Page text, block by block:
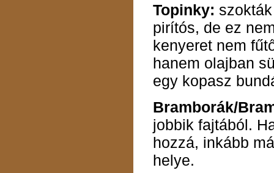
Topinky:
pirítós, de ez
kenyeret nem
hanem olajban
egy kopasz
Bramborák/
jobbik fajtából.
hozzá, inkább
helye.